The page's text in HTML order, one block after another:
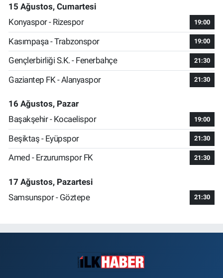
15 Ağustos, Cumartesi
Konyaspor - Rizespor
19:00
Kasımpaşa - Trabzonspor 19:00
Gençlerbirliği S.K. - Fenerbahçe 21:30
Gaziantep FK - Alanyaspor 21:30
16 Ağustos, Pazar
Başakşehir - Kocaelispor
19:00
Beşiktaş - Eyüpspor 21:30
Amed - Erzurumspor FK 21:30
17 Ağustos, Pazartesi
Samsunspor - Göztepe
21:30